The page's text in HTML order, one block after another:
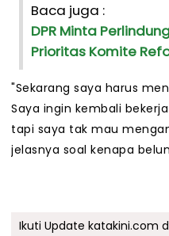
Baca juga :
DPR Minta
Prioritas Komite
"Sekarang saya harus
Saya ingin kembali
tapi saya tak mau
jelasnya soal kenapa
Ikuti Update katakini.com